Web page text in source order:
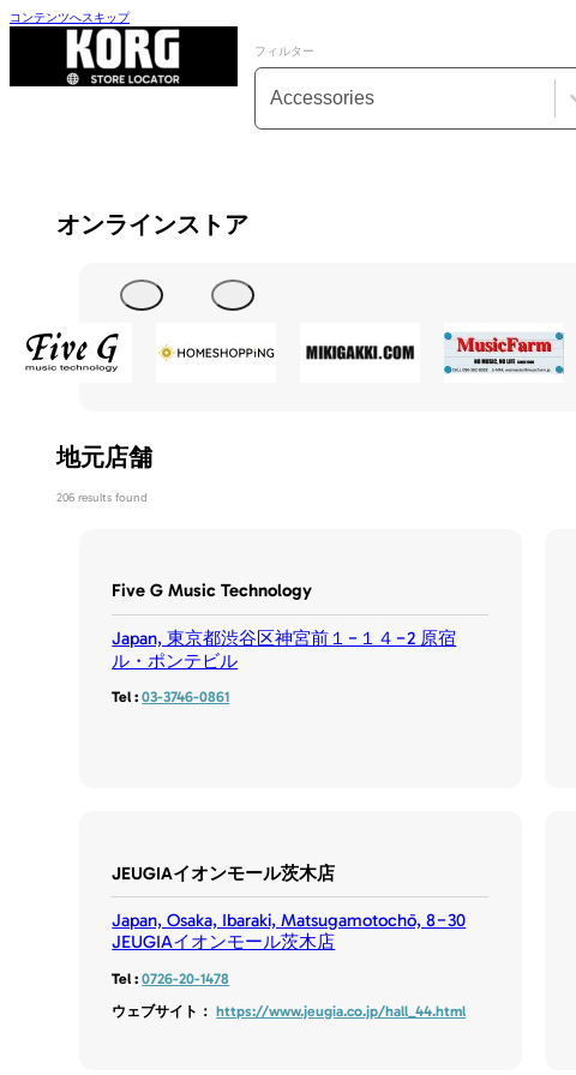
コンテンツへスキップ
フィルター
カテゴリーフィルター
コンテンツを選択
オンラインストア
地元店舗
206 results found
Five G Music Technology
Japan, 東京都渋谷区神宮前１−１４−2 原宿
ル・ポンテビル
Tel :03-3746-0861
JEUGIAイオンモール茨木店
Japan, Osaka, Ibaraki, Matsugamotochō, 8−30
JEUGIAイオンモール茨木店
Tel :0726-20-1478
ウェブサイト：https://www.jeugia.co.jp/hall_44.html